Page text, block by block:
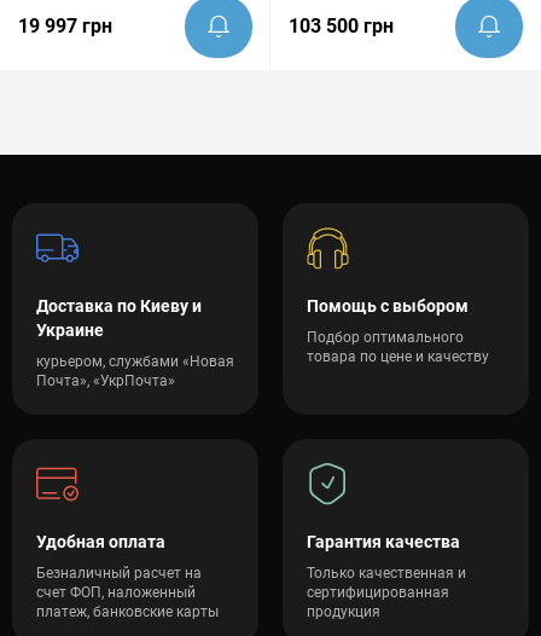
19 997 грн 103 500 грн
Доставка по Киеву и
Украине
курьером, службами «Новая
Почта», «УкрПочта»
Помощь с выбором
Подбор оптимального
товара по цене и качеству
Удобная оплата
Безналичный расчет на
счет ФОП, наложенный
платеж, банковские карты
Гарантия качества
Только качественная и
сертифицированная
продукция